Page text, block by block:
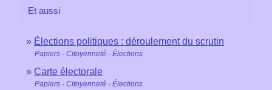
Et aussi
Élections politiques : déroulement du scrutin
Papiers - Citoyenneté - Élections
Carte électorale
Papiers - Citoyenneté - Élections